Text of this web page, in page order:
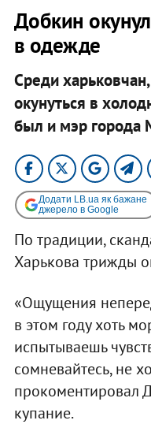
Добкин
в одежде
Среди
окунуться в
был и мэр города
Додати LB.ua як бажане
джерело в Google
По традиции,
Харькова трижды
«Ощущения
в этом году хоть
испытываешь
сомневайтесь, не
прокоментировал
купание.